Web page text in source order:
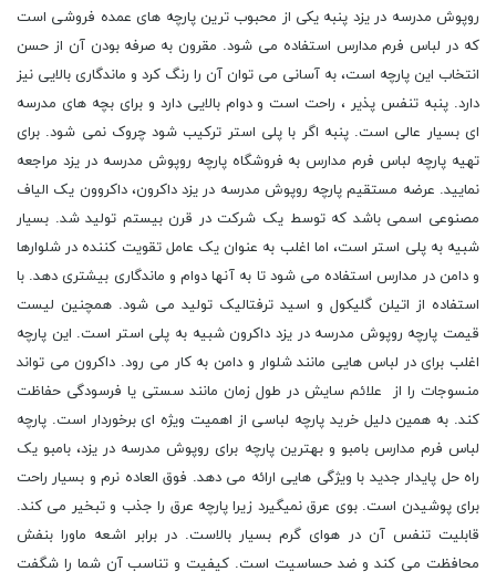
روپوش مدرسه در یزد پنبه یکی از محبوب ترین پارچه های عمده فروشی است
که در لباس فرم مدارس استفاده می شود. مقرون به صرفه بودن آن از حسن
انتخاب این پارچه است، به آسانی می توان آن را رنگ کرد و ماندگاری بالایی نیز
دارد. پنبه تنفس پذیر ، راحت است و دوام بالایی دارد و برای بچه های مدرسه
ای بسیار عالی است. پنبه اگر با پلی استر ترکیب شود چروک نمی شود. برای
تهیه پارچه لباس فرم مدارس به فروشگاه پارچه روپوش مدرسه در یزد مراجعه
نمایید. عرضه مستقیم پارچه روپوش مدرسه در یزد داکرون، داکروون یک الیاف
مصنوعی اسمی باشد که توسط یک شرکت در قرن بیستم تولید شد. بسیار
شبیه به پلی استر است، اما اغلب به عنوان یک عامل تقویت کننده در شلوارها
و دامن در مدارس استفاده می شود تا به آنها دوام و ماندگاری بیشتری دهد. با
استفاده از اتیلن گلیکول و اسید ترفتالیک تولید می شود. همچنین لیست
قیمت پارچه روپوش مدرسه در یزد داکرون شبیه به پلی استر است. این پارچه
اغلب برای در لباس هایی مانند شلوار و دامن به کار می رود. داکرون می تواند
منسوجات را از علائم سایش در طول زمان مانند سستی یا فرسودگی حفاظت
کند. به همین دلیل خرید پارچه لباسی از اهمیت ویژه ای برخوردار است. پارچه
لباس فرم مدارس بامبو و بهترین پارچه برای روپوش مدرسه در یزد، بامبو یک
راه حل پایدار جدید با ویژگی هایی ارائه می دهد. فوق العاده نرم و بسیار راحت
برای پوشیدن است. بوی عرق نمیگیرد زیرا پارچه عرق را جذب و تبخیر می کند.
قابلیت تنفس آن در هوای گرم بسیار بالاست. در برابر اشعه ماورا بنفش
محافظت می کند و ضد حساسیت است. کیفیت و تناسب آن شما را شگفت